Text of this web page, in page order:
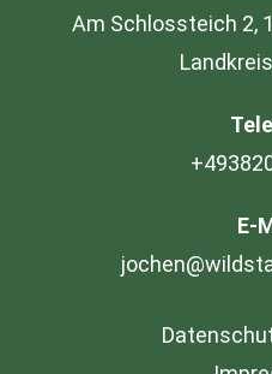
Am Schlossteich 2,
E-